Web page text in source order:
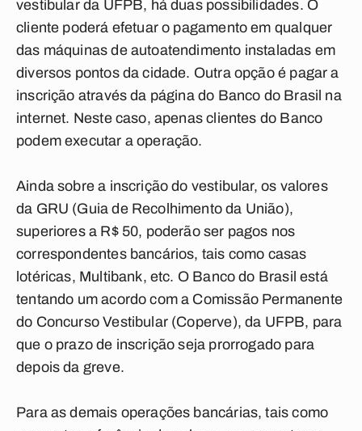
vestibular da UFPB, há duas possibilidades. O
cliente poderá efetuar o pagamento em qualquer
das máquinas de autoatendimento instaladas em
diversos pontos da cidade. Outra opção é pagar a
inscrição através da página do Banco do Brasil na
internet. Neste caso, apenas clientes do Banco
podem executar a operação.
Ainda sobre a inscrição do vestibular, os valores
da GRU (Guia de Recolhimento da União),
superiores a R$ 50, poderão ser pagos nos
correspondentes bancários, tais como casas
lotéricas, Multibank, etc. O Banco do Brasil está
tentando um acordo com a Comissão Permanente
do Concurso Vestibular (Coperve), da UFPB, para
que o prazo de inscrição seja prorrogado para
depois da greve.
Para as demais operações bancárias, tais como